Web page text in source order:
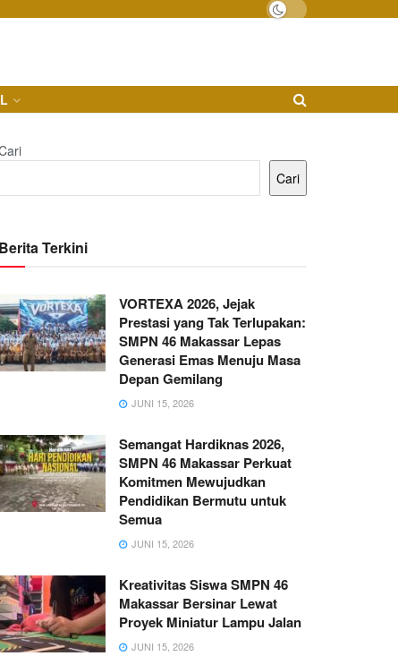
Cari
Berita Terkini
VORTEXA 2026, Jejak
Prestasi yang Tak Terlupakan:
SMPN 46 Makassar Lepas
Generasi Emas Menuju Masa
Depan Gemilang
JUNI 15, 2026
Semangat Hardiknas 2026,
SMPN 46 Makassar Perkuat
Komitmen Mewujudkan
Pendidikan Bermutu untuk
Semua
JUNI 15, 2026
Kreativitas Siswa SMPN 46
Makassar Bersinar Lewat
Proyek Miniatur Lampu Jalan
JUNI 15, 2026